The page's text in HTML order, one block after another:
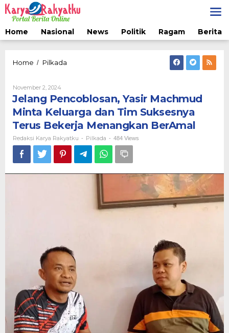
Lewati
ke
konten
Home
Nasional News Politik Ragam Berita
Home / Pilkada
Minta
dan
Tim
Suksesnya
Terus
Bekerja
Menangkan
BerAmal
November 2, 2024Oleh
Karya
Rakyatku
Jelang Pencoblosan, Yasir Machmud
Minta Keluarga dan Tim Suksesnya
Terus Bekerja Menangkan BerAmal
Redaksi Karya Rakyatku - Pilkada - 484 Views